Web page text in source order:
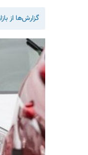
گزارش‌ها از بازار خودرو، از ریزش